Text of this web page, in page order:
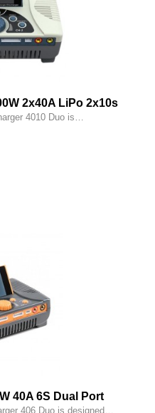
2x40A LiPo 2x10s
4010 Duo is…
40A 6S Dual Port
406 Duo is designed…